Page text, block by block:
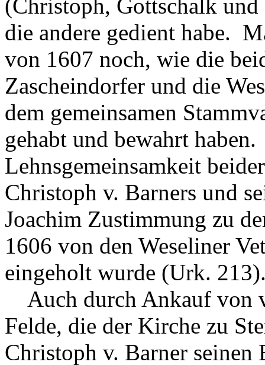
(Christoph, Gottschalk
die andere gedient habe.
von 1607 noch, wie die
Zascheindorfer und die
dem gemeinsamen
gehabt und bewahrt
Lehnsgemeinsamkeit
Christoph v. Barners und
Joachim Zustimmung zu
1606 von den Weseliner
eingeholt wurde (Urk.
Auch durch Ankauf von
Felde, die der Kirche zu
Christoph v. Barner